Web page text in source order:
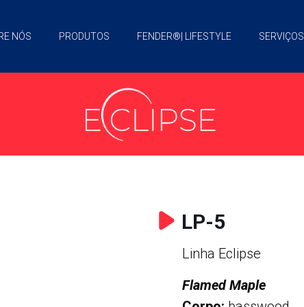
NÓS PRODUTOS FENDER®| LIFESTYLE SERVIÇOS
LP-5
Linha Eclipse
Flamed Maple